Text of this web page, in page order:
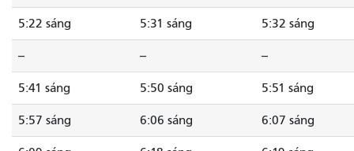
5:22 sáng 5:31 sáng 5:32 sáng
-- -- --
5:41 sáng 5:50 sáng 5:51 sáng
5:57 sáng 6:06 sáng 6:07 sáng